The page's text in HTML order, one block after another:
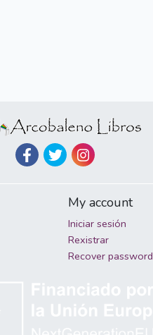
My account
Iniciar sesión
Rexistrar
Recover password